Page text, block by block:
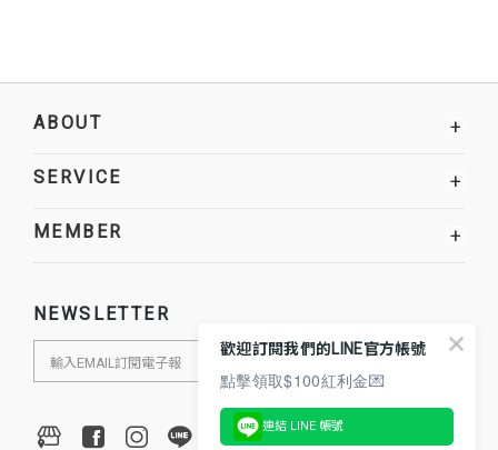
ABOUT +
SERVICE +
MEMBER +
NEWSLETTER
歡迎訂閱我們的LINE官方帳號
點擊領取$100紅利金💌
連結 LINE 帳號